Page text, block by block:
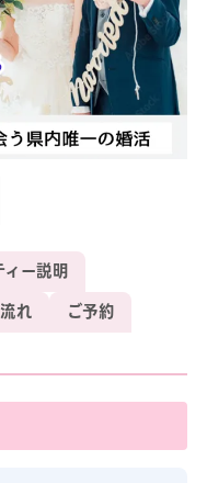
ィー説明
れ
ご予約